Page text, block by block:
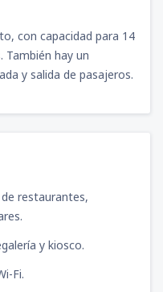
con capacidad para 14
También hay un
y salida de pasajeros.
restaurantes,
y kiosco.
Fi.